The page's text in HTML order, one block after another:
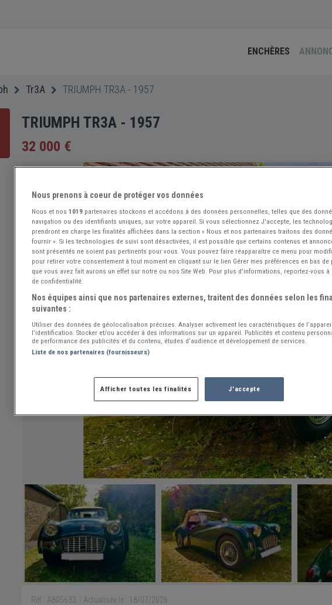
ENCHÈRES
Tr3A TRIUMPH TR3A - 1957
TRIUMPH TR3A - 1957
32 000 €
Réf : A805633 Actualisée le : 18/07/2026
Nous prenons à coeur de protéger vos données
Nous et nos 1019 partenaires stockons et accédons à des données personnelles, telles que des
navigation ou des identifiants uniques, sur votre appareil. Si vous sélectionnez J'accepte, les
prendront en charge les finalités affichées dans la section « Nous et nos partenaires traitons des
fournir ». Si les technologies de suivi sont désactivées, il est possible que certains contenus et
sont présentés ne soient pas pertinents pour vous. Vous pouvez faire réapparaître ce menu pour
pour retirer votre consentement à tout moment en cliquant sur le lien Gérer mes préférences en bas de
que vous avez fait aurons un effet sur notre ou nos Site Web. Pour plus d’informations, reportez-vous
de confidentialité.
Nos équipes ainsi que nos partenaires externes, traitent des données selon les
suivantes :
Utiliser des données de géolocalisation précises. Analyser activement les caractéristiques de
l’identification. Stocker et/ou accéder à des informations sur un appareil. Publicités et contenu
de performance des publicités et du contenu, études d’audience et développement de services.
Liste de nos partenaires (fournisseurs)
Afficher toutes les finalités J'accepte